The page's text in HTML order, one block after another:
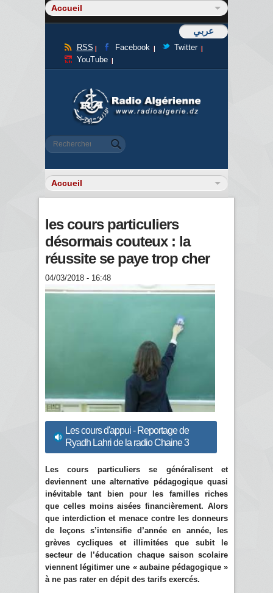
عربي
RSS Facebook
Twitter
YouTube
Formulaire de recherche
Rechercher
les cours particuliers
désormais couteux : la
réussite se paye trop cher
04/03/2018 - 16:48
Les cours d'appui - Reportage de
Ryadh Lahri de la radio Chaine 3
Les cours particuliers se généralisent et
deviennent une alternative pédagogique quasi
inévitable tant bien pour les familles riches
que celles moins aisées financièrement. Alors
que interdiction et menace contre les donneurs
de leçons s’intensifie d’année en année, les
grèves cycliques et illimitées que subit le
secteur de l’éducation chaque saison scolaire
viennent légitimer une « aubaine pédagogique »
à ne pas rater en dépit des tarifs exercés.